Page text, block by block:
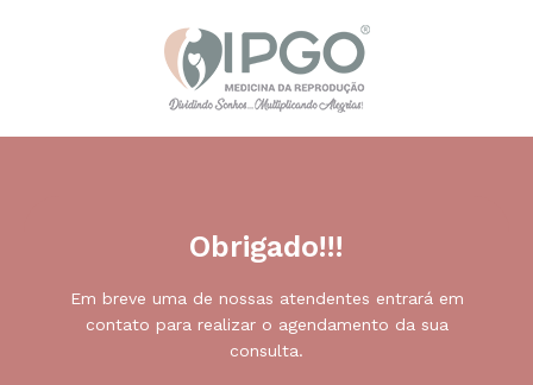
Obrigado!!!
Em breve uma de nossas atendentes entrará em
contato para realizar o agendamento da sua
consulta.